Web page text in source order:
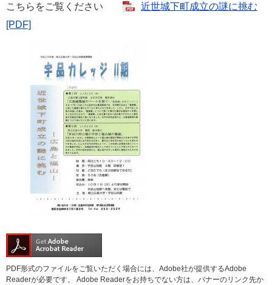
こちらをご覧ください
近世城下町成立の謎に挑む
[PDF]
PDF形式のファイルをご覧いただく場合には、Adobe社が提供するAdobe
Readerが必要です。
Adobe Readerをお持ちでない方は、バナーのリンク先か